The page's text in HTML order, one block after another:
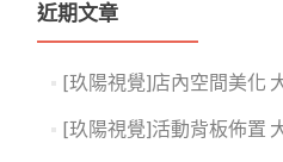
近期文章
[玖陽視覺]店內空間美化
[玖陽視覺]活動背板佈置